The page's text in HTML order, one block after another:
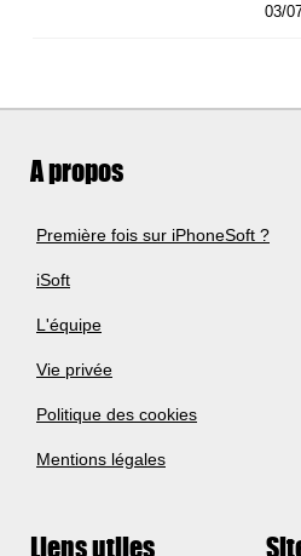
03/
A propos
Première fois sur iPhoneSoft ?
iSoft
L'équipe
Vie privée
Politique des cookies
Mentions légales